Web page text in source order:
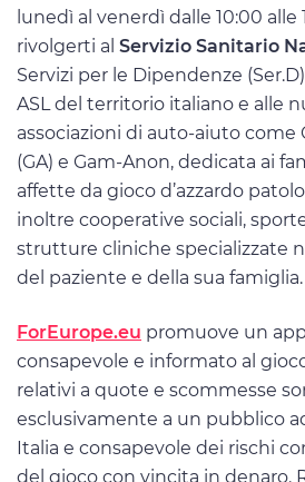
lunedì al venerdì dalle 10:00 alle
rivolgerti al Servizio Sanitario
Servizi per le Dipendenze
ASL del territorio italiano e alle
associazioni di auto-aiuto come
(GA) e Gam-Anon, dedicata ai
affette da gioco d’azzardo
inoltre cooperative sociali,
strutture cliniche specializzate
del paziente e della sua famiglia.
ForEurope.eu promuove un
consapevole e informato al
relativi a quote e scommesse
esclusivamente a un pubblico
Italia e consapevole dei rischi
del gioco con vincita in denaro.